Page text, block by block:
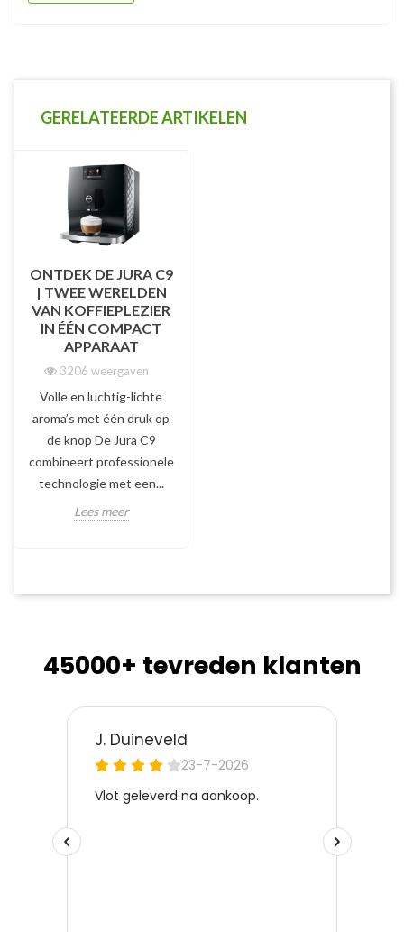
GERELATEERDE ARTIKELEN
ONTDEK DE JURA C9
| TWEE WERELDEN
VAN KOFFIEPLEZIER
IN ÉÉN COMPACT
APPARAAT
3206 weergaven
Volle en luchtig-lichte
aroma’s met één druk op
de knop De Jura C9
combineert professionele
technologie met een...
Lees meer
45000+ tevreden klanten